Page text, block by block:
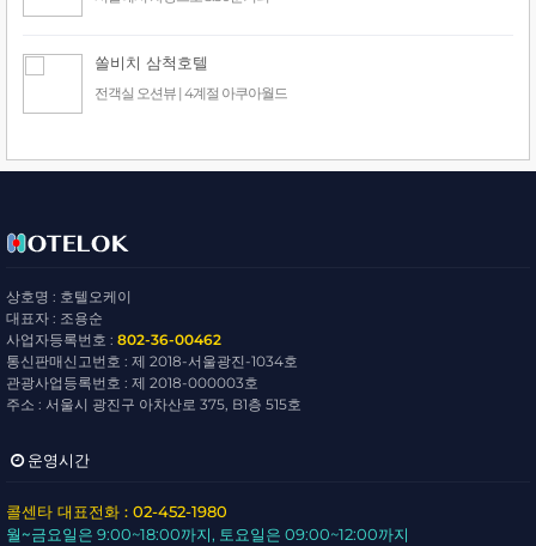
쏠비치 삼척호텔
전객실 오션뷰 | 4계절 아쿠아월드
상호명 : 호텔오케이
대표자 : 조용순
사업자등록번호 : 802-36-00462
통신판매신고번호 : 제 2018-서울광진-1034호
관광사업등록번호 : 제 2018-000003호
주소 : 서울시 광진구 아차산로 375, B1층 515호
운영시간
콜센타 대표전화 : 02-452-1980
월~금요일은 9:00~18:00까지, 토요일은 09:00~12:00까지